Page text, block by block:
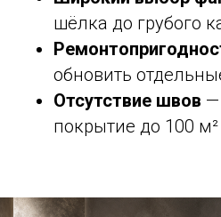
шёлка до грубого
обновить
Отсутствие швов —
покрытие до 100